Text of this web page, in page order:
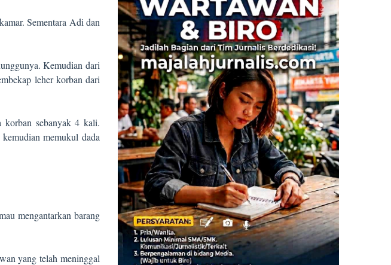
Sementara Adi dan
Kemudian dari
leher korban dari
sebanyak 4 kali.
memukul dada
mengantarkan barang
yang telah meninggal